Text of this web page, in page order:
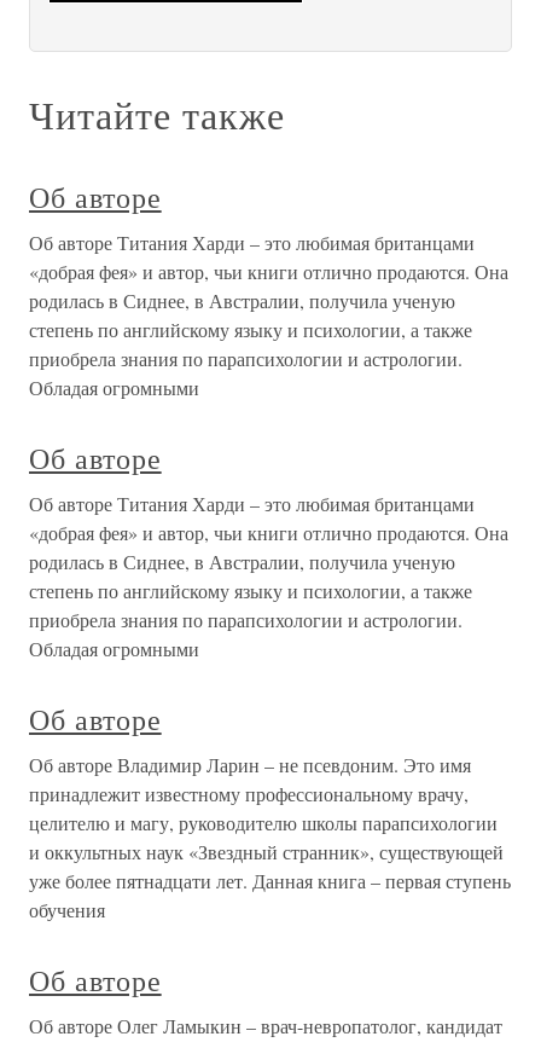
Читайте также
Об авторе
Об авторе Титания Харди – это любимая британцами
«добрая фея» и автор, чьи книги отлично продаются. Она
родилась в Сиднее, в Австралии, получила ученую
степень по английскому языку и психологии, а также
приобрела знания по парапсихологии и астрологии.
Обладая огромными
Об авторе
Об авторе Титания Харди – это любимая британцами
«добрая фея» и автор, чьи книги отлично продаются. Она
родилась в Сиднее, в Австралии, получила ученую
степень по английскому языку и психологии, а также
приобрела знания по парапсихологии и астрологии.
Обладая огромными
Об авторе
Об авторе Владимир Ларин – не псевдоним. Это имя
принадлежит известному профессиональному врачу,
целителю и магу, руководителю школы парапсихологии
и оккультных наук «Звездный странник», существующей
уже более пятнадцати лет. Данная книга – первая ступень
обучения
Об авторе
Об авторе Олег Ламыкин – врач-невропатолог, кандидат